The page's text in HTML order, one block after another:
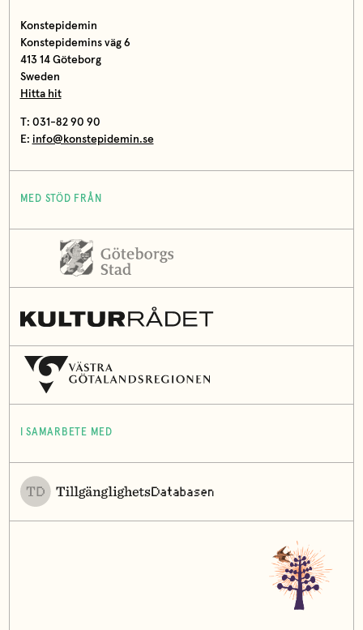
Konstepidemin
Konstepidemins väg 6
413 14 Göteborg
Sweden
Hitta hit
T: 031-82 90 90
E: info@konstepidemin.se
MED STÖD FRÅN
I SAMARBETE MED